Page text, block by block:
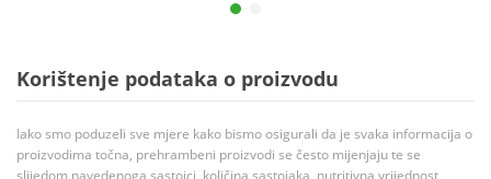
Korištenje podataka o proizvodu
Iako smo poduzeli sve mjere kako bismo osigurali da je svaka informacija o
proizvodima točna, prehrambeni proizvodi se često mijenjaju te se